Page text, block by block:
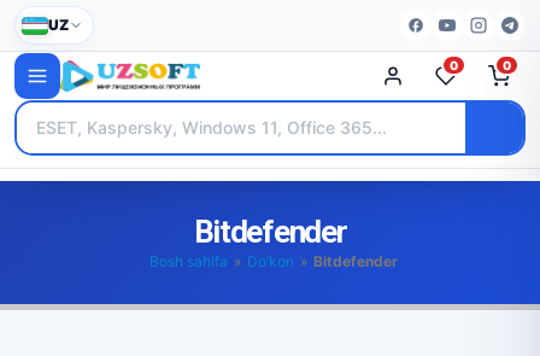
UZ
0 0
Bitdefender
Bosh sahifa » Do’kon » Bitdefender